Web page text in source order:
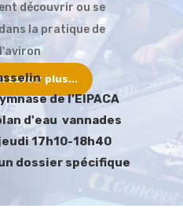
découvrir ou se
la pratique de
l'aviron
savoir plus...
de l'EIPACA
d'eau vannades
17h10-18h40
dossier spécifique